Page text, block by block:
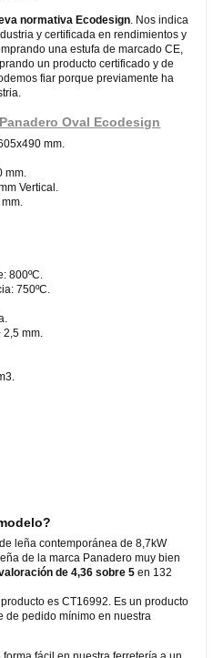
normativa Ecodesign . Nos indica
y certificada en rendimientos y
una estufa de marcado CE,
un producto certificado y de
fiar porque previamente ha
Oval Ecodesign
mm.
mm.
Vertical.
800ºC.
750ºC.
mm.
leña contemporánea de 8,7kW
de la marca Panadero muy bien
de 4,36 sobre 5 en 132
es CT16992. Es un producto
de pedido mínimo en nuestra